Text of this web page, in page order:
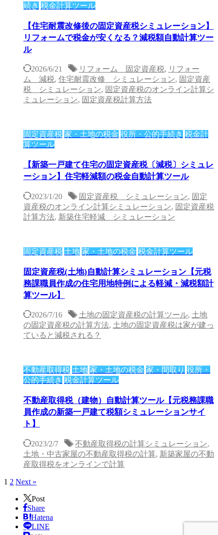
続き 税金計算ツール
【住宅耐震改修後の固定資産税シミュレーション】
リフォームで税金が安くなる？減税額自動計算ツー
ル
2026/6/21 リフォーム 固定資産税, リフォー
ム 減税, 住宅耐震改修 シミュレーション, 固定資産
税 シミュレーション, 固定資産税のオンライン計算シ
ミュレーション, 固定資産税計算方法
固定資産税 家・土地の税金 役所・公的手続き 税金計
算ツール
【新築一戸建て住宅の固定資産税〔減税〕シミュレ
ーション】住宅軽減額の税金自動計算ツール
2023/1/20 固定資産税 シミュレーション, 固定
資産税のオンライン計算シミュレーション, 固定資産税
計算方法, 新築住宅軽減 シミュレーション
固定資産税 土地 家・土地の税金 税金計算ツール
固定資産税(土地)自動計算シミュレーション【元税
務課職員作成の住宅用地特例による軽減・減税額計
算ツール】
2026/7/16 土地の固定資産税の計算ツール, 土地
の固定資産税の計算方法, 土地の固定資産税は家が建っ
ていると減税される？
不動産取得税 土地 家・土地の税金 家・間取り 役所・
公的手続き 税金計算ツール
不動産取得税（建物）自動計算ツール【元税務課職
員作成の新築一戸建て税額シミュレーションサイ
ト】
2023/2/7 不動産取得税の計算シミュレーション,
土地・中古家屋の不動産取得税の計算, 新築家屋の不動
産取得税をオンラインで計算
1 2 Next »
Post
Share
Hatena
LINE